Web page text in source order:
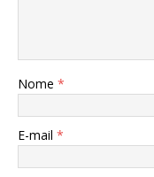
Nome *
E-mail *